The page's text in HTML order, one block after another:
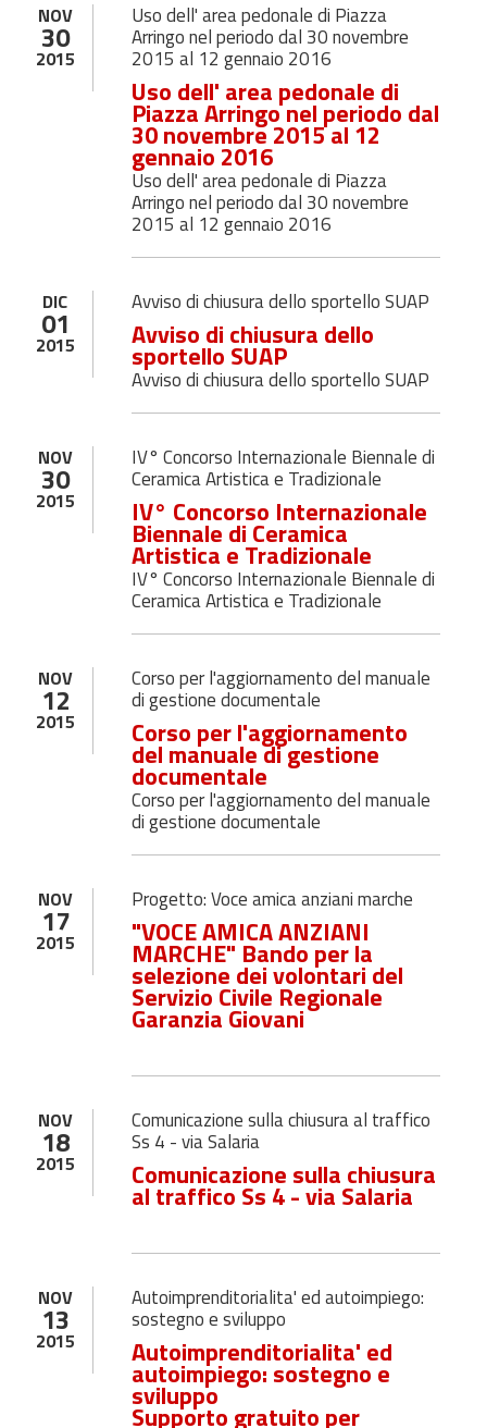
NOV
30
2015
Uso dell' area pedonale di Piazza
Arringo nel periodo dal 30 novembre
2015 al 12 gennaio 2016
Uso dell' area pedonale di
Piazza Arringo nel periodo dal
30 novembre 2015 al 12
gennaio 2016
Uso dell' area pedonale di Piazza
Arringo nel periodo dal 30 novembre
2015 al 12 gennaio 2016
DIC
01
2015
Avviso di chiusura dello sportello SUAP
Avviso di chiusura dello
sportello SUAP
Avviso di chiusura dello sportello SUAP
NOV
30
2015
IV° Concorso Internazionale Biennale di
Ceramica Artistica e Tradizionale
IV° Concorso Internazionale
Biennale di Ceramica
Artistica e Tradizionale
IV° Concorso Internazionale Biennale di
Ceramica Artistica e Tradizionale
NOV
12
2015
Corso per l'aggiornamento del manuale
di gestione documentale
Corso per l'aggiornamento
del manuale di gestione
documentale
Corso per l'aggiornamento del manuale
di gestione documentale
NOV
17
2015
Progetto: Voce amica anziani marche
"VOCE AMICA ANZIANI
MARCHE" Bando per la
selezione dei volontari del
Servizio Civile Regionale
Garanzia Giovani
NOV
18
2015
Comunicazione sulla chiusura al traffico
Ss 4 - via Salaria
Comunicazione sulla chiusura
al traffico Ss 4 - via Salaria
NOV
13
2015
Autoimprenditorialita' ed autoimpiego:
sostegno e sviluppo
Autoimprenditorialita' ed
autoimpiego: sostegno e
sviluppo
Supporto gratuito per